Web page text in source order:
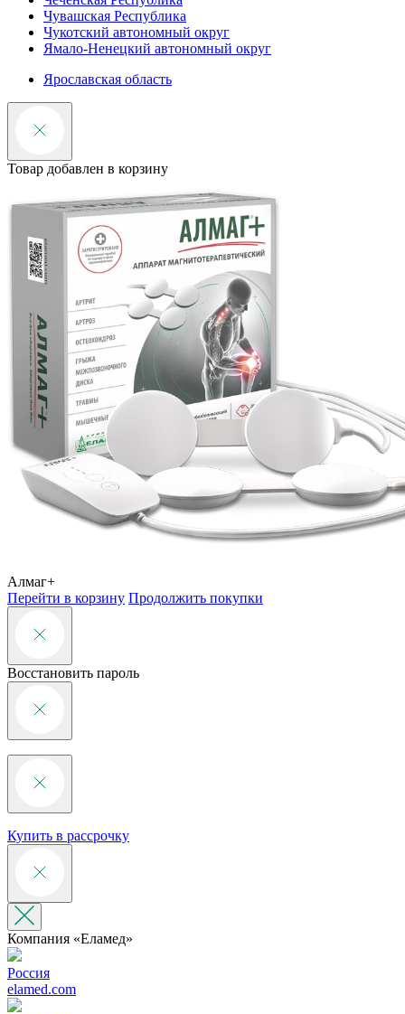
Чувашская Республика
Чукотский автономный округ
Ямало-Ненецкий автономный округ
Ярославская область
Товар добавлен в корзину
Алмаг+
Перейти в корзину Продолжить покупки
Восстановить пароль
Купить в рассрочку
Компания «‎Еламед»
Россия
elamed.com